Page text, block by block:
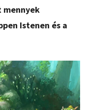
Istenen és a